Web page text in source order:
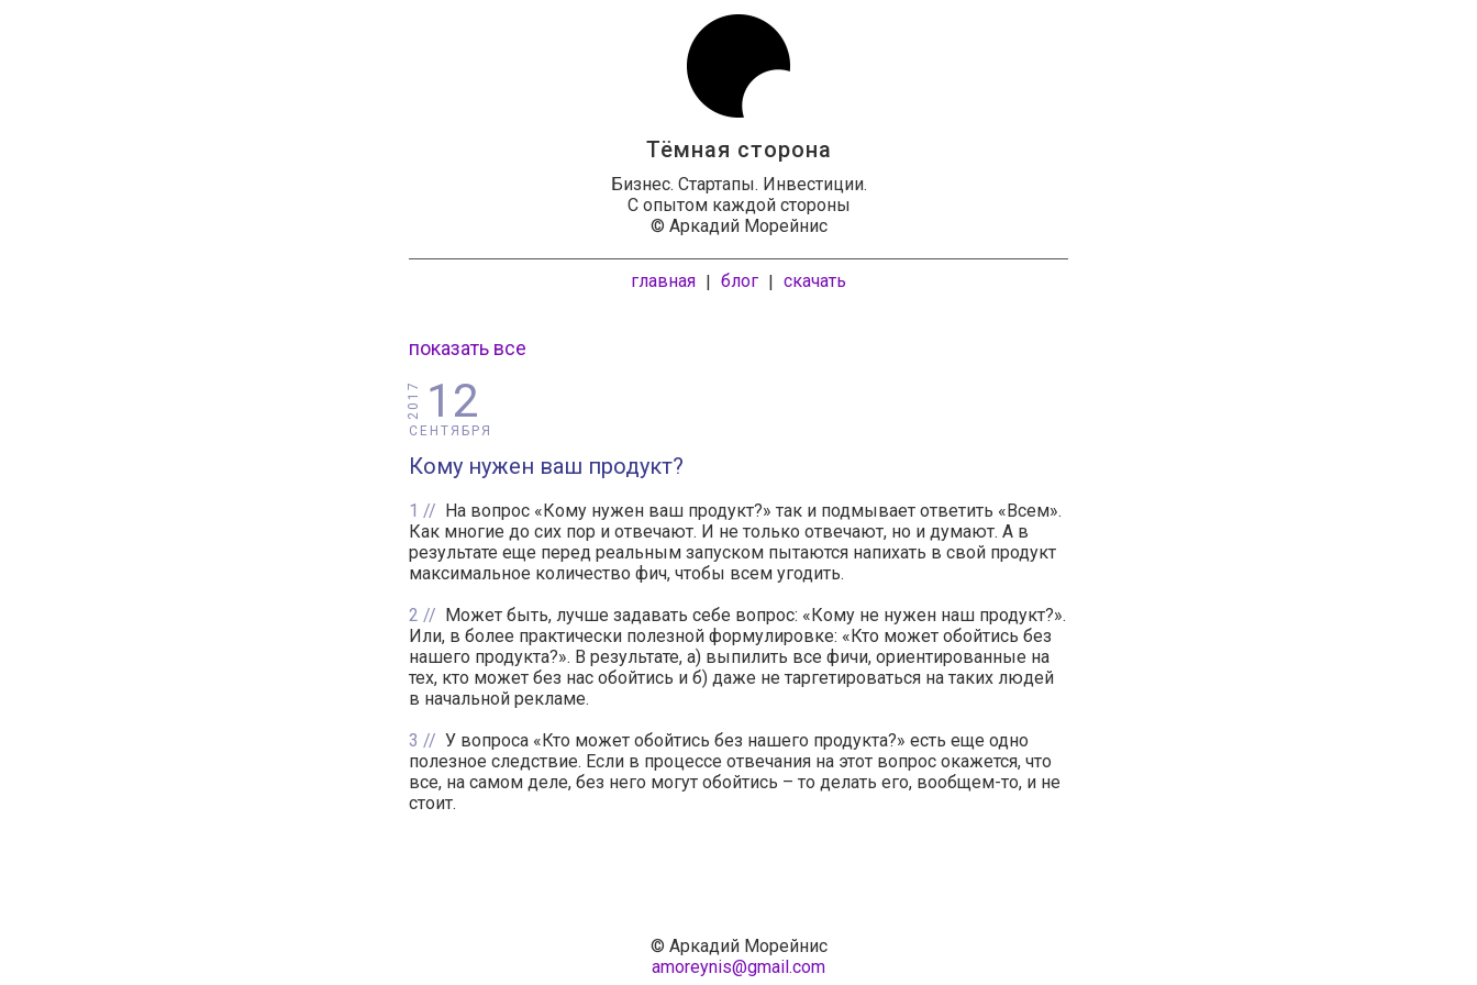
Тёмная сторона
Бизнес. Стартапы. Инвестиции.
С опытом каждой стороны
© Аркадий Морейнис
главная | блог | скачать
показать все
12
СЕНТЯБРЯ
2017
Кому нужен ваш продукт?
1
На вопрос «Кому нужен ваш продукт?» так и подмывает ответить «Всем».
Как многие до сих пор и отвечают. И не только отвечают, но и думают. А в
результате еще перед реальным запуском пытаются напихать в свой продукт
максимальное количество фич, чтобы всем угодить.
2
Может быть, лучше задавать себе вопрос: «Кому не нужен наш продукт?».
Или, в более практически полезной формулировке: «Кто может обойтись без
нашего продукта?». В результате, а) выпилить все фичи, ориентированные на
тех, кто может без нас обойтись и б) даже не таргетироваться на таких людей
в начальной рекламе.
3
У вопроса «Кто может обойтись без нашего продукта?» есть еще одно
полезное следствие. Если в процессе отвечания на этот вопрос окажется, что
все, на самом деле, без него могут обойтись – то делать его, вообщем-то, и не
стоит.
© Аркадий Морейнис
amoreynis@gmail.com